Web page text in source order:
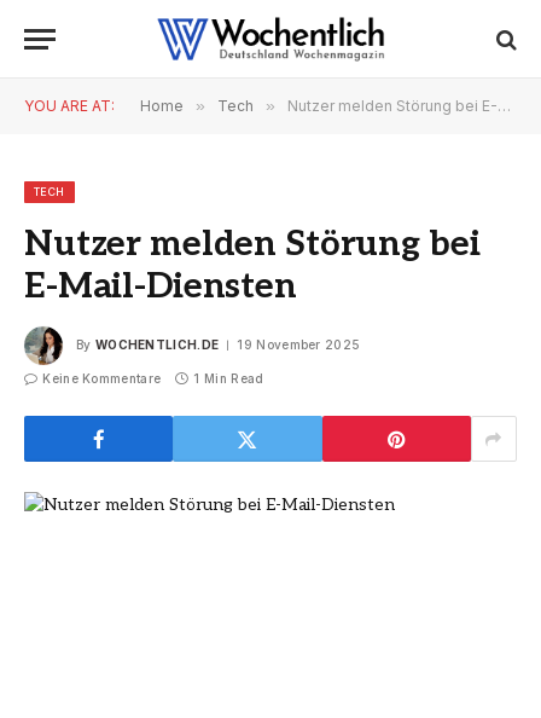
YOU ARE AT: Home » Tech » Nutzer melden Störung bei E-Mail-Diensten
TECH
Nutzer melden Störung bei
E-Mail-Diensten
By WOCHENTLICH.DE 19 November 2025
Keine Kommentare 1 Min Read